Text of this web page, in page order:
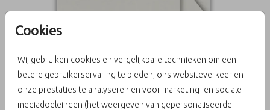
Cookies
Wij gebruiken cookies en vergelijkbare technieken om een
betere gebruikerservaring te bieden, ons websiteverkeer en
onze prestaties te analyseren en voor marketing- en sociale
mediadoeleinden (het weergeven van gepersonaliseerde
Biotop 16 X 16